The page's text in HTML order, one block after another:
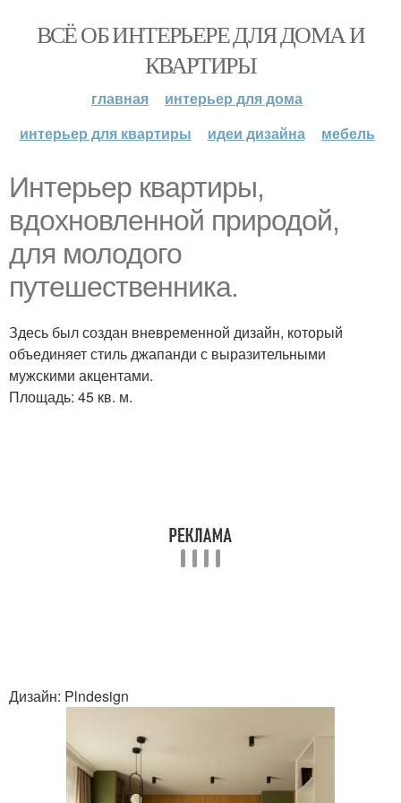
ВСЁ ОБ ИНТЕРЬЕРЕ ДЛЯ ДОМА И
КВАРТИРЫ
главная
интерьер для дома
интерьер для квартиры
идеи дизайна мебель
Интерьер квартиры,
вдохновленной природой,
для молодого
путешественника.
Здесь был создан вневременной дизайн, который
объединяет стиль джапанди с выразительными
мужскими акцентами.
Площадь: 45 кв. м.
Дизайн: Plndesign